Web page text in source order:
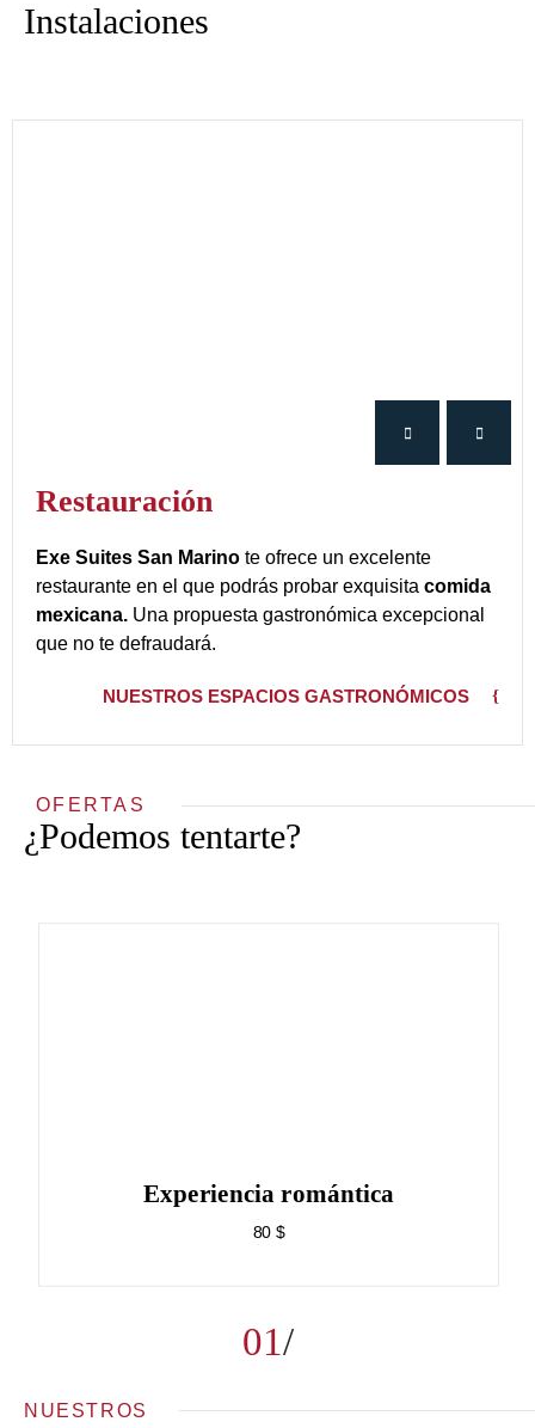
Instalaciones
Restauración
Exe Suites San Marino te ofrece un excelente
restaurante en el que podrás probar exquisita comida
mexicana. Una propuesta gastronómica excepcional
que no te defraudará.
NUESTROS ESPACIOS GASTRONÓMICOS
OFERTAS
¿Podemos tentarte?
01
Experiencia romántica
80 $
NUESTROS